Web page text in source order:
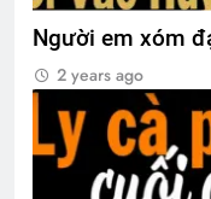
Người em xóm
2 years ago